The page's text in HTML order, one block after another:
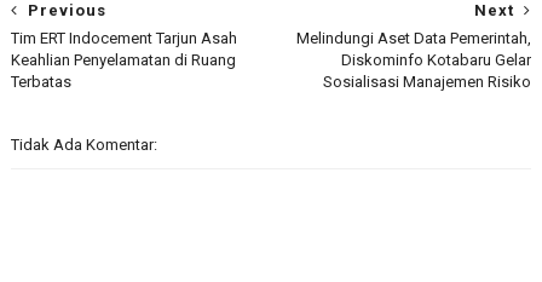
Next
Melindungi Aset Data Pemerintah,
Diskominfo Kotabaru Gelar
Sosialisasi Manajemen Risiko
Previous
Tim ERT Indocement Tarjun Asah
Keahlian Penyelamatan di Ruang
Terbatas
Tidak Ada Komentar: